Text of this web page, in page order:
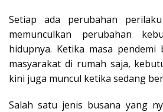
Setiap ada perubahan
memunculkan perubahan
hidupnya. Ketika masa pendemi
masyarakat di rumah saja,
kini juga muncul ketika sedang
Salah satu jenis busana yang